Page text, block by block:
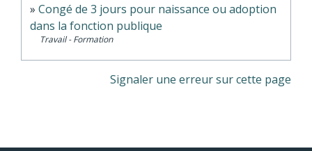
Congé de 3 jours pour naissance ou adoption
dans la fonction publique
Travail - Formation
Signaler une erreur sur cette page